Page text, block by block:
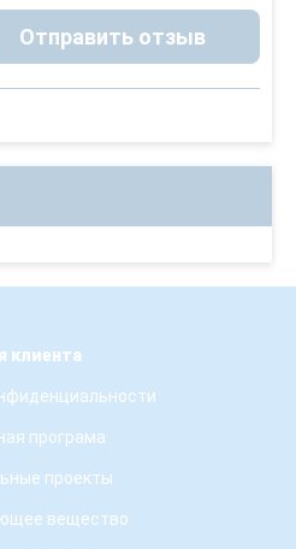
Отправить отзыв
клиента
програма
проекты
вещество